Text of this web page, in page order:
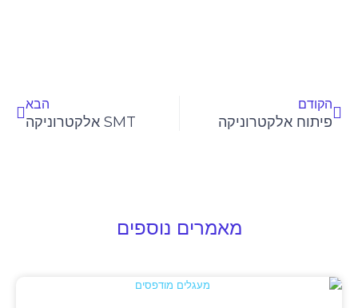
הקודם
פיתוח אלקטרוניקה
הבא
SMT אלקטרוניקה
מאמרים נוספים